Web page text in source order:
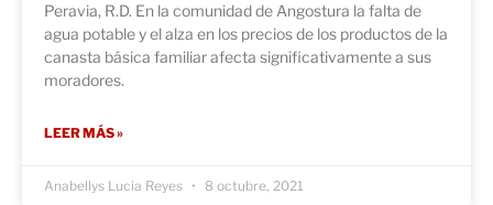
Peravia, R.D. En la comunidad de Angostura la falta de
agua potable y el alza en los precios de los productos de la
canasta básica familiar afecta significativamente a sus
moradores.
LEER MÁS »
Anabellys Lucia Reyes 8 octubre, 2021